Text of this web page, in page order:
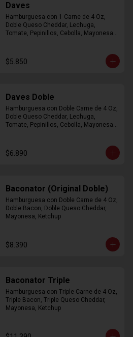
Daves
Hamburguesa con 1 Carne de 4 Oz,
Doble Queso Cheddar, Lechuga,
Tomate, Pepinillos, Cebolla, Mayonesa,
$5.850
Daves Doble
Hamburguesa con Doble Carne de 4 Oz,
Doble Queso Cheddar, Lechuga,
Tomate, Pepinillos, Cebolla, Mayonesa,
$6.890
Baconator (Original Doble)
Hamburguesa con Doble Carne de 4 Oz,
Doble Bacon, Doble Queso Cheddar,
Mayonesa, Ketchup
$8.390
Baconator Triple
Hamburguesa con Triple Carne de 4 Oz,
Triple Bacon, Triple Queso Cheddar,
Mayonesa, Ketchup